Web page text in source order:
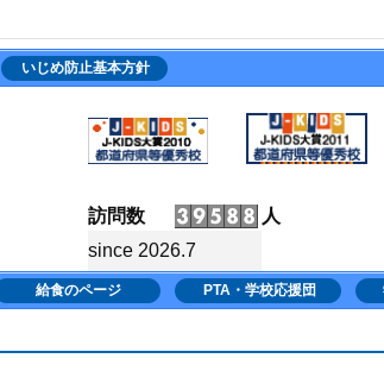
いじめ防止基本方針
訪問数
人
since 2026.7
給食のページ PTA・学校応援団